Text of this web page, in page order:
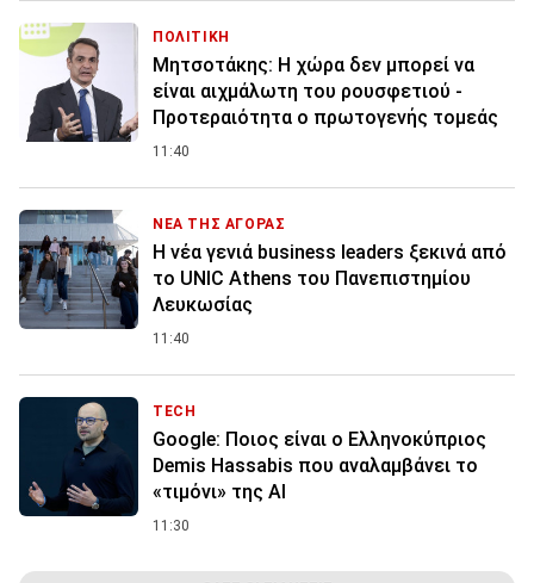
ΠΟΛΙΤΙΚΗ
Μητσοτάκης: Η χώρα δεν μπορεί να
είναι αιχμάλωτη του ρουσφετιού -
Προτεραιότητα ο πρωτογενής τομεάς
11:40
ΝΕΑ ΤΗΣ ΑΓΟΡΑΣ
Η νέα γενιά business leaders ξεκινά από
το UNIC Athens του Πανεπιστημίου
Λευκωσίας
11:40
TECH
Google: Ποιος είναι ο Ελληνοκύπριος
Demis Hassabis που αναλαμβάνει το
«τιμόνι» της ΑΙ
11:30